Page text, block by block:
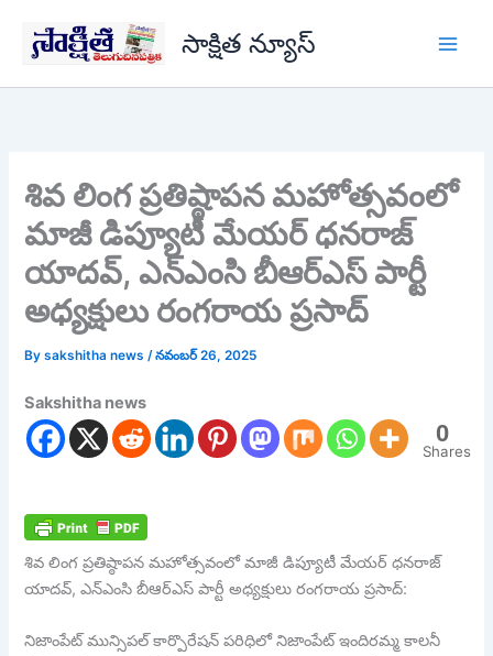
content
సాక్షిత న్యూస్
శివ లింగ ప్రతిష్ఠాపన మహోత్సవంలో
మాజీ డిప్యూటీ మేయర్ ధనరాజ్
యాదవ్, ఎన్ఎంసి బీఆర్ఎస్ పార్టీ
అధ్యక్షులు రంగరాయ ప్రసాద్
Bysakshitha news/నవంబర్ 26, 2025
Sakshitha news
0
Shares
శివ లింగ ప్రతిష్ఠాపన మహోత్సవంలో మాజీ డిప్యూటీ మేయర్ ధనరాజ్
యాదవ్, ఎన్ఎంసి బీఆర్ఎస్ పార్టీ అధ్యక్షులు రంగరాయ ప్రసాద్:
నిజాంపేట్ మున్సిపల్ కార్పొరేషన్ పరిధిలో నిజాంపేట్ ఇందిరమ్మ కాలనీ